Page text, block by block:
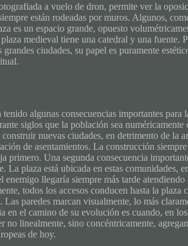
a vuelo de dron, permite ver la
están rodeadas por muros. Algunos,
es un espacio grande, opuesto
medieval tiene una catedral y una fuente.
ciudades, su papel es puramente
algunas consecuencias importantes
siglos que la población sea
nuevas ciudades, en detrimento de la
de asentamientos. La construcción
primero. Una segunda consecuencia
La plaza está ubicada en estas comunidades,
llegaría siempre más tarde atendiendo
todos los accesos conducen hasta la
paredes marcan visualmente, lo más
en el camino de su evolución es cuando, en
no linealmente, sino concéntricamente,
de hoy.